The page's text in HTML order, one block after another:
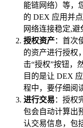
能链网络）等，
的 DEX 应用并
网络连接稳定,避
授权资产：首次
的资产进行授权
击“授权”按钮，
目的是让 DEX
程中，要仔细阅
进行交易 ：授权
包会自动计算出
认交易信息，包